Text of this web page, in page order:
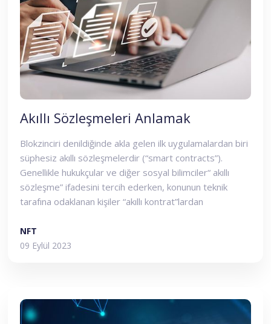
Akıllı Sözleşmeleri Anlamak
Blokzinciri denildiğinde akla gelen ilk uygulamalardan biri
süphesiz akıllı sözleşmelerdir (“smart contracts”).
Genellikle hukukçular ve diğer sosyal bilimciler“ akıllı
sözleşme” ifadesini tercih ederken, konunun teknik
tarafına odaklanan kişiler “akıllı kontrat”lardan
kurulan ve/veya icra edilen bilgisayar programlarını
ifade ediyor. Peki bu kavram nereden çıktı ve nasıl bir
NFT
09 Eylül 2023